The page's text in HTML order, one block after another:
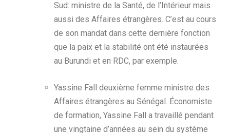
Sud: ministre de la Santé, de l’Intérieur mais
aussi des Affaires étrangères. C’est au cours
de son mandat dans cette dernière fonction
que la paix et la stabilité ont été instaurées
au Burundi et en RDC, par exemple.
Yassine Fall deuxième femme ministre des
Affaires étrangères au Sénégal. Économiste
de formation, Yassine Fall a travaillé pendant
une vingtaine d’années au sein du système